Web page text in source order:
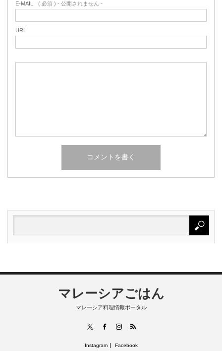
E-MAIL ( 必須 ) - 公開されません -
URL
マレーシアごはん
マレーシア料理情報ポータル
FacebookInstagram
RSS
Instagram Facebook